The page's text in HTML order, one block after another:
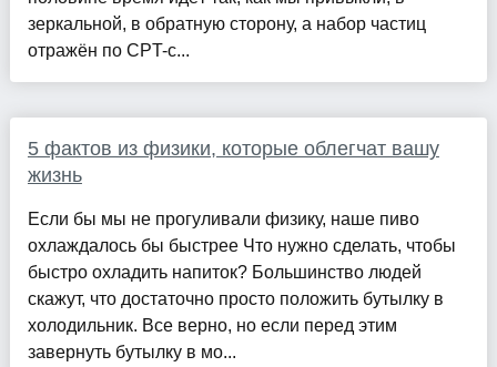
зеркальной, в обратную сторону, а набор частиц
отражён по CPT-с...
5 фактов из физики, которые облегчат вашу
жизнь
Если бы мы не прогуливали физику, наше пиво
охлаждалось бы быстрее Что нужно сделать, чтобы
быстро охладить напиток? Большинство людей
скажут, что достаточно просто положить бутылку в
холодильник. Все верно, но если перед этим
завернуть бутылку в мо...